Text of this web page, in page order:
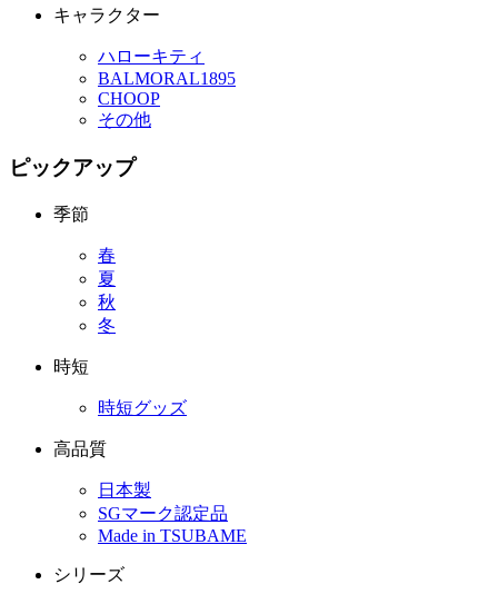
キャラクター
ハローキティ
BALMORAL1895
CHOOP
その他
ピックアップ
季節
春
夏
秋
冬
時短
時短グッズ
高品質
日本製
SGマーク認定品
Made in TSUBAME
シリーズ